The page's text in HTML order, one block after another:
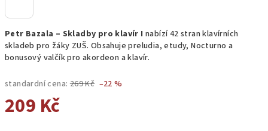
Petr Bazala – Skladby pro klavír I nabízí 42 stran klavírních
skladeb pro žáky ZUŠ. Obsahuje preludia, etudy, Nocturno a
bonusový valčík pro akordeon a klavír.
standardní cena: 269 Kč –22 %
209 Kč